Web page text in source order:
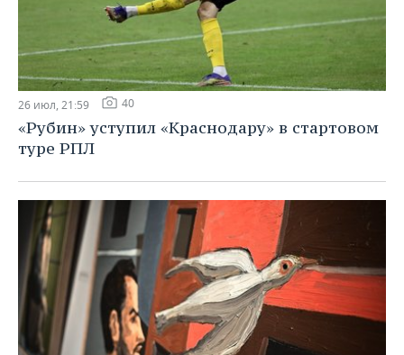
26 июл, 21:59 40
«Рубин» уступил «Краснодару» в стартовом
туре РПЛ